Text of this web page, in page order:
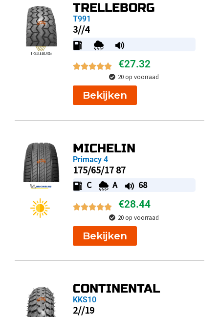
TRELLEBORG
T991
3//4
€27.32
20 op voorraad
Bekijken
MICHELIN
Primacy 4
175/65/17 87
C A 68
€28.44
20 op voorraad
Bekijken
CONTINENTAL
KKS10
2//19